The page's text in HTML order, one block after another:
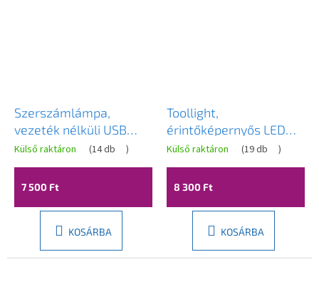
Szerszámlámpa,
vezeték nélküli USB
éjszakai lámpa
APP1357-T, arany matt,
OSW-08620
Külső raktáron (14 db )
7 500 Ft
KOSÁRBA
Toollight,
érintőképernyős LED
éjjeli asztali lámpa 5W,
3 színű fény, USB
tápegység, APP1370-T
08634
Külső raktáron (19 db )
8 300 Ft
KOSÁRBA